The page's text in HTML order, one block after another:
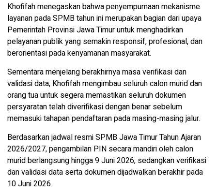
Khofifah menegaskan bahwa penyempurnaan mekanisme
layanan pada SPMB tahun ini merupakan bagian dari upaya
Pemerintah Provinsi Jawa Timur untuk menghadirkan
pelayanan publik yang semakin responsif, profesional, dan
berorientasi pada kenyamanan masyarakat.
Sementara menjelang berakhirnya masa verifikasi dan
validasi data, Khofifah mengimbau seluruh calon murid dan
orang tua untuk segera memastikan seluruh dokumen
persyaratan telah diverifikasi dengan benar sebelum
memasuki tahapan pendaftaran pada masing-masing jalur.
Berdasarkan jadwal resmi SPMB Jawa Timur Tahun Ajaran
2026/2027, pengambilan PIN secara mandiri oleh calon
murid berlangsung hingga 9 Juni 2026, sedangkan verifikasi
dan validasi data serta dokumen dijadwalkan berakhir pada
10 Juni 2026.